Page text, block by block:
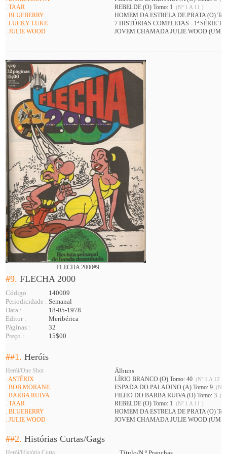
. TAAR REBELDE (O) Tomo: 1 (Nº 1 A 11 )
. BLUEBERRY
HOMEM DA ESTRELA DE PRATA (O)
. LUCKY LUKE
7 HISTÓRIAS COMPLETAS - 1ª SÉRIE
. JULIE WOOD
JOVEM CHAMADA JULIE WOOD
FLECHA 2000#9
#9.FLECHA 2000
Código
140009
Periodicidade : Semanal
Data :
18-05-1978
Editor :
Meribérica
Páginas :
32
Preço :
15$00
##1.Heróis
Herói/One Shot Álbuns
. ASTÉRIX LÍRIO BRANCO (O) Tomo: 40 (Nº 1 A 12 )
. BOB MORANE ESPADA DO PALADINO (A) Tomo: 9 (Nº
. BARBA RUIVA FILHO DO BARBA RUIVA (O) Tomo: 3
. TAAR REBELDE (O) Tomo: 1 (Nº 1 A 11 )
. BLUEBERRY
HOMEM DA ESTRELA DE PRATA (O)
. JULIE WOOD
JOVEM CHAMADA JULIE WOOD
##2.Histórias Curtas/Gags
Herói/História Curta